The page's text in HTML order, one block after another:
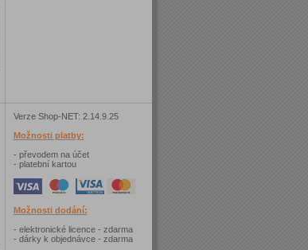
Verze Shop-NET: 2.14.9.25
Možnosti platby:
- převodem na účet
- platební kartou
Možnosti dodání:
- elektronické licence - zdarma
- dárky k objednávce - zdarma